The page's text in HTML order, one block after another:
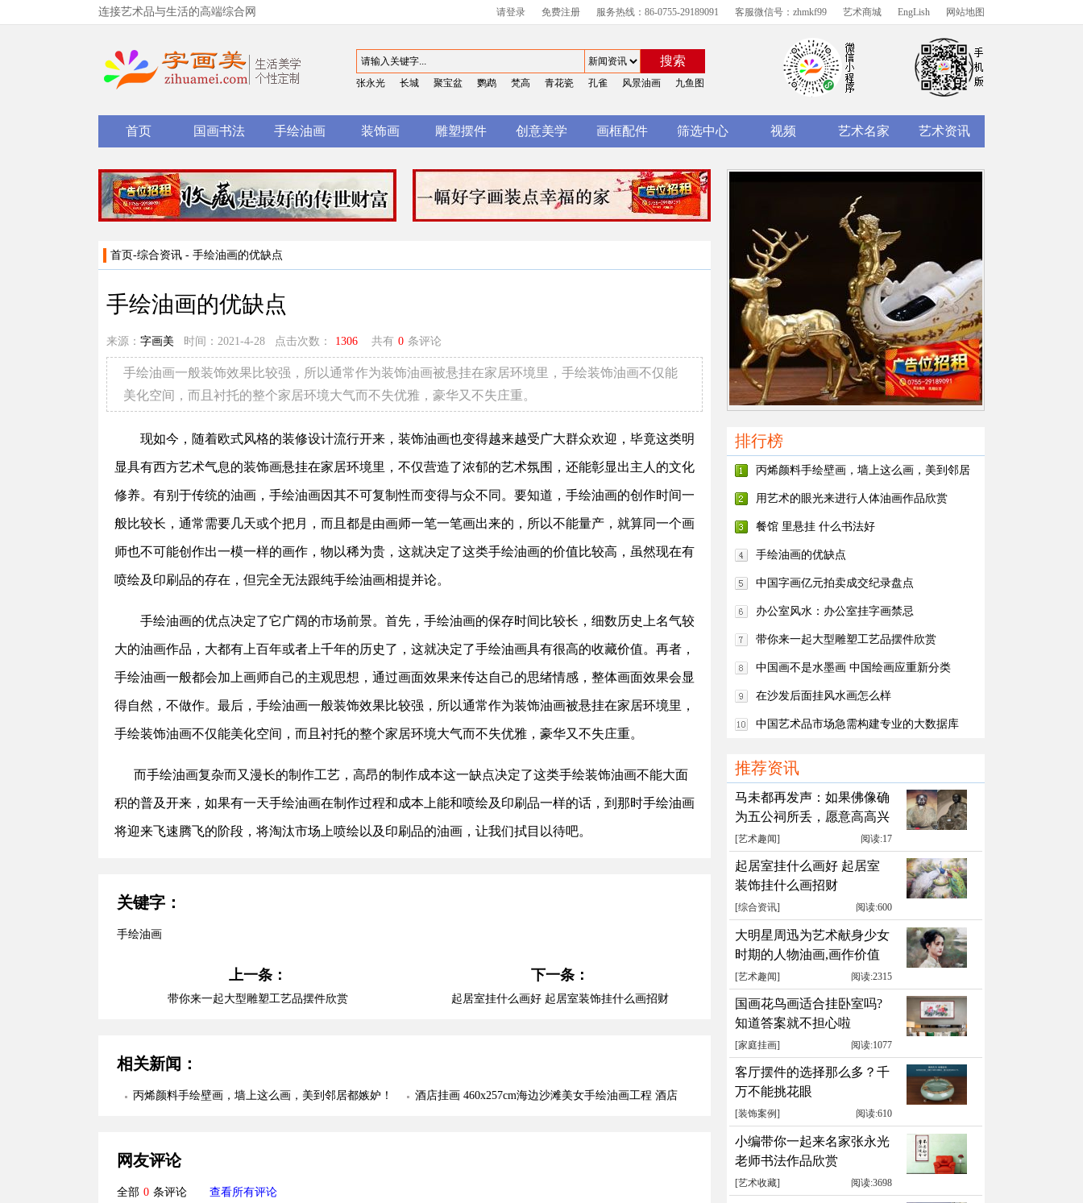
连接艺术品与生活的高端综合网 请登录 免费注册 服务热线：86-0755-29189091 客服微信号：zhmkf99 艺术商城 EngLish 网站地图
搜索
张永光 长城 聚宝盆 鹦鹉 梵高 青花瓷 孔雀 风景油画 九鱼图
首页 国画书法 手绘油画 装饰画 雕塑摆件 创意美学 画框配件 筛选中心 视频 艺术名家 艺术资讯
首页-综合资讯 - 手绘油画的优缺点
手绘油画的优缺点
来源： 字画美 时间：2021-4-28 点击次数： 1306 共有 0 条评论
手绘油画一般装饰效果比较强，所以通常作为装饰油画被悬挂在家居环境里，手绘装饰油画不仅能
美化空间，而且衬托的整个家居环境大气而不失优雅，豪华又不失庄重。
现如今，随着欧式风格的装修设计流行开来，装饰油画也变得越来越受广大群众欢迎，毕竟这类明
显具有西方艺术气息的装饰画悬挂在家居环境里，不仅营造了浓郁的艺术氛围，还能彰显出主人的文化
修养。有别于传统的油画，手绘油画因其不可复制性而变得与众不同。要知道，手绘油画的创作时间一
般比较长，通常需要几天或个把月，而且都是由画师一笔一笔画出来的，所以不能量产，就算同一个画
师也不可能创作出一模一样的画作，物以稀为贵，这就决定了这类手绘油画的价值比较高，虽然现在有
喷绘及印刷品的存在，但完全无法跟纯手绘油画相提并论。
手绘油画的优点决定了它广阔的市场前景。首先，手绘油画的保存时间比较长，细数历史上名气较
大的油画作品，大都有上百年或者上千年的历史了，这就决定了手绘油画具有很高的收藏价值。再者，
手绘油画一般都会加上画师自己的主观思想，通过画面效果来传达自己的思绪情感，整体画面效果会显
得自然，不做作。最后，手绘油画一般装饰效果比较强，所以通常作为装饰油画被悬挂在家居环境里，
手绘装饰油画不仅能美化空间，而且衬托的整个家居环境大气而不失优雅，豪华又不失庄重。
而手绘油画复杂而又漫长的制作工艺，高昂的制作成本这一缺点决定了这类手绘装饰油画不能大面
积的普及开来，如果有一天手绘油画在制作过程和成本上能和喷绘及印刷品一样的话，到那时手绘油画
将迎来飞速腾飞的阶段，将淘汰市场上喷绘以及印刷品的油画，让我们拭目以待吧。
关键字：
手绘油画
上一条：
带你来一起大型雕塑工艺品摆件欣赏
下一条：
起居室挂什么画好 起居室装饰挂什么画招财
相关新闻：
丙烯颜料手绘壁画，墙上这么画，美到邻居都嫉妒！
酒店挂画 460x257cm海边沙滩美女手绘油画工程 酒店
网友评论
全部 0 条评论 查看所有评论
排行榜
丙烯颜料手绘壁画，墙上这么画，美到邻居
都嫉妒！用艺术的眼光来进行人体油画作品欣赏
餐馆 里悬挂 什么书法好
手绘油画的优缺点
中国字画亿元拍卖成交纪录盘点
办公室风水：办公室挂字画禁忌
带你来一起大型雕塑工艺品摆件欣赏
中国画不是水墨画 中国绘画应重新分类
在沙发后面挂风水画怎么样
中国艺术品市场急需构建专业的大数据库
推荐资讯
马未都再发声：如果佛像确
为五公祠所丢，愿意高高兴
兴送回
[艺术趣闻] 阅读:17
起居室挂什么画好 起居室
装饰挂什么画招财
[综合资讯] 阅读:600
大明星周迅为艺术献身少女
时期的人物油画,画作价值
累计千万元
[艺术趣闻] 阅读:2315
国画花鸟画适合挂卧室吗?
知道答案就不担心啦
[家庭挂画] 阅读:1077
客厅摆件的选择那么多？千
万不能挑花眼
[装饰案例] 阅读:610
小编带你一起来名家张永光
老师书法作品欣赏
[艺术收藏] 阅读:3698